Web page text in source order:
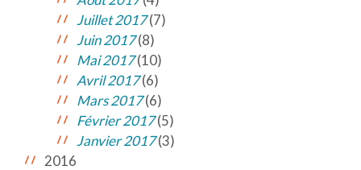
Juillet 2017(7)
Juin 2017(8)
Mai 2017(10)
Avril 2017(6)
Mars 2017(6)
Février 2017(5)
Janvier 2017(3)
2016